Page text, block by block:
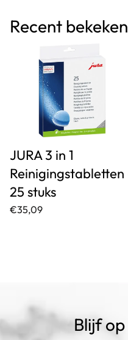
Recent
JURA 3 in 1
Reinigingstabletten
25 stuks
€35,09
Blijf